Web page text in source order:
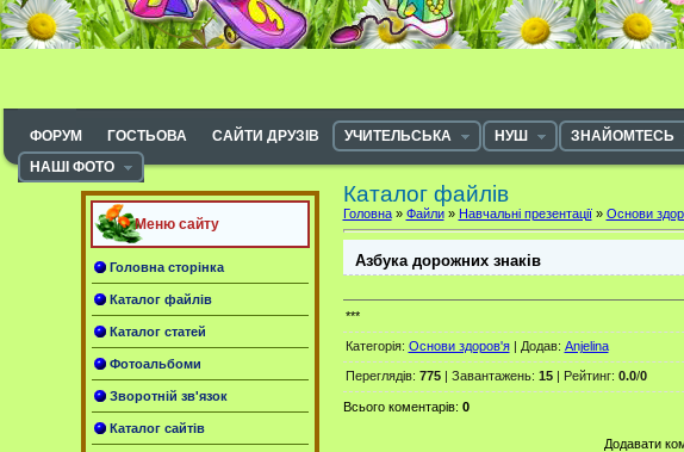
ФОРУМ ГОСТЬОВА САЙТИ ДРУЗІВ УЧИТЕЛЬСЬКА НУШ ЗНАЙОМТЕСЬ
НАШІ ФОТО
Меню сайту
Головна сторінка
Каталог файлів
Каталог статей
Фотоальбоми
Зворотній зв'язок
Каталог сайтів
Каталог файлів
Головна» Файли» Навчальні презентації» Основи
Азбука дорожних знаків
***
Категорія: Основи здоров'я| Додав: Anjelina
Переглядів: 775| Завантажень: 15| Рейтинг: 0.0/0
Всього коментарів: 0
Додавати